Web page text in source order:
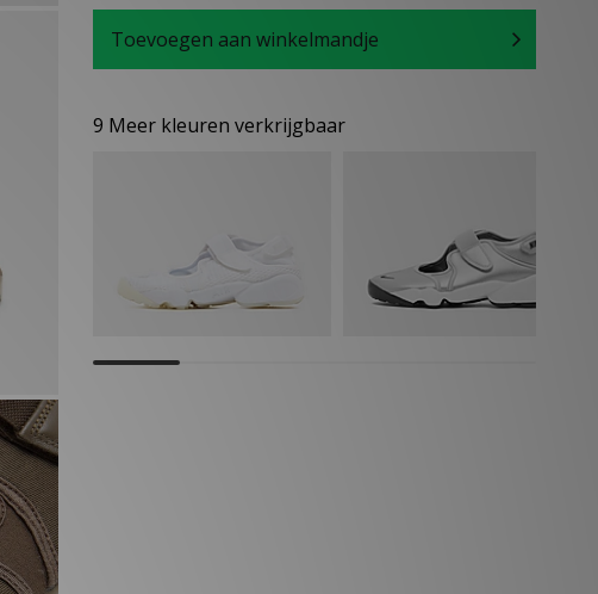
Toevoegen aan winkelmandje
9 Meer kleuren verkrijgbaar